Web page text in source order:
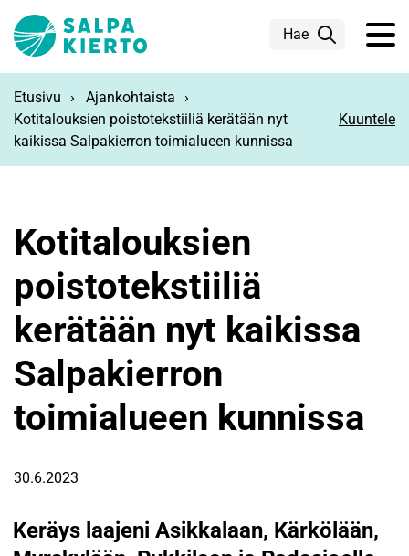
Hae
Etusivu
Ajankohtaista
Kotitalouksien poistotekstiiliä kerätään nyt
kaikissa Salpakierron toimialueen kunnissa
Kuuntele
Kotitalouksien
poistotekstiiliä
kerätään nyt kaikissa
Salpakierron
toimialueen kunnissa
30.6.2023
Keräys laajeni Asikkalaan, Kärkölään,